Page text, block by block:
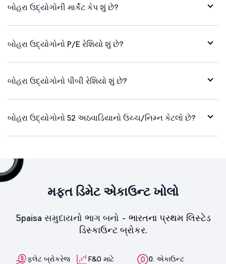
બોહરા ઉદ્યોગોની માર્કેટ કેપ શું છે?
બોહરા ઉદ્યોગોનો P/E રેશિયો શું છે?
બોહરા ઉદ્યોગોનો પીબી રેશિયો શું છે?
બોહરા ઉદ્યોગોનો 52 અઠવાડિયાનો ઉચ્ચ/નિમ્ન કેટલો છે?
મફત ડિમેટ એકાઉન્ટ ખોલો
5paisa સમુદાયનો ભાગ બનો - ભારતના પ્રથમ લિસ્ટેડ
ડિસ્કાઉન્ટ બ્રોકર.
ફ્લેટ બ્રોકરેજ
F&O માટે
0. એકાઉન્ટ